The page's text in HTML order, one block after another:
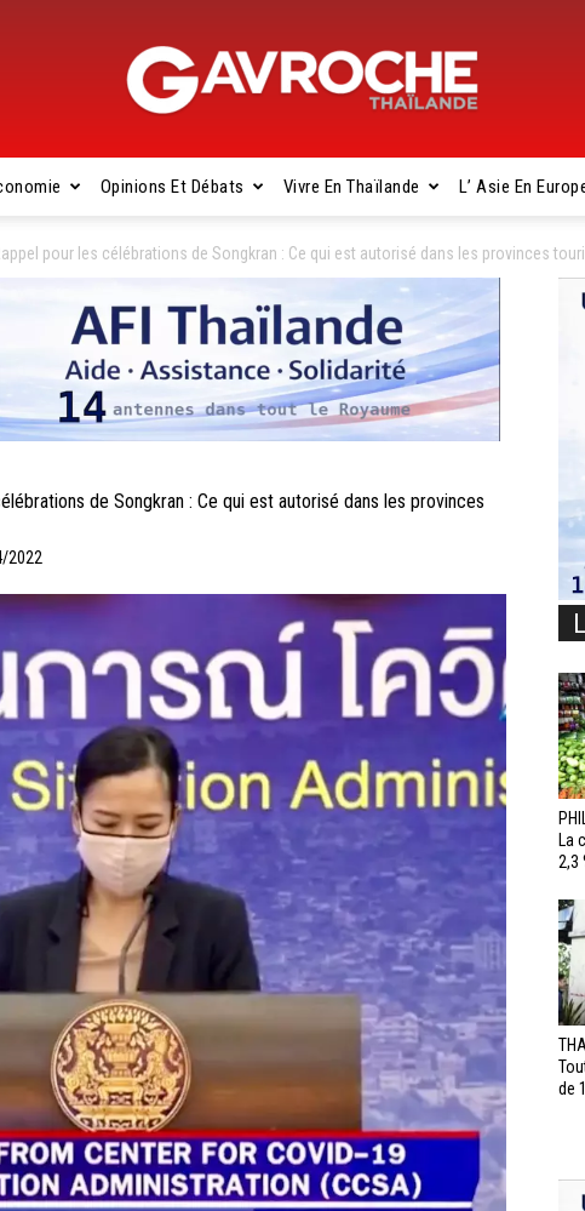
Gavroche
Thaïlande
Opinions Et Débats Vivre En Thaïlande L’ Asie En
pour les célébrations de Songkran : Ce qui est autorisé dans les provinces
de Songkran : Ce qui est autorisé dans les provinces
2022
La
2,3
de